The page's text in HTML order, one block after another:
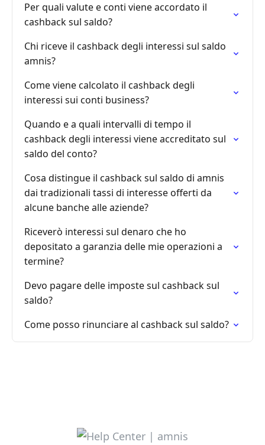
Per quali valute e conti viene accordato il
cashback sul saldo?
Chi riceve il cashback degli interessi sul saldo
amnis?
Come viene calcolato il cashback degli
interessi sui conti business?
Quando e a quali intervalli di tempo il
cashback degli interessi viene accreditato sul
saldo del conto?
Cosa distingue il cashback sul saldo di amnis
dai tradizionali tassi di interesse offerti da
alcune banche alle aziende?
Riceverò interessi sul denaro che ho
depositato a garanzia delle mie operazioni a
termine?
Devo pagare delle imposte sul cashback sul
saldo?
Come posso rinunciare al cashback sul saldo?